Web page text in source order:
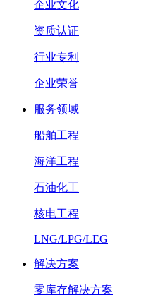
企业文化
资质认证
行业专利
企业荣誉
服务领域
船舶工程
海洋工程
石油化工
核电工程
LNG/LPG/LEG
解决方案
零库存解决方案